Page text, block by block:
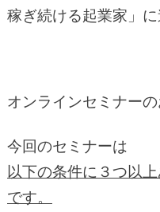
稼ぎ続ける起業家」
オンラインセミナーの
今回のセミナーは
以下の条件に３つ以
です。